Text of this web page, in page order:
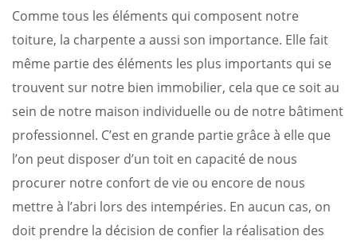
Comme tous les éléments qui composent notre
toiture, la charpente a aussi son importance. Elle fait
même partie des éléments les plus importants qui se
trouvent sur notre bien immobilier, cela que ce soit au
sein de notre maison individuelle ou de notre bâtiment
professionnel. C’est en grande partie grâce à elle que
l’on peut disposer d’un toit en capacité de nous
procurer notre confort de vie ou encore de nous
mettre à l’abri lors des intempéries. En aucun cas, on
doit prendre la décision de confier la réalisation des